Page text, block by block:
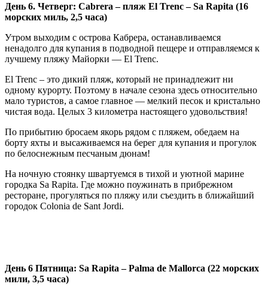
День 6. Четверг: Cabrera – пляж El Trenc –Sa Rapita (16
морских миль, 2,5 часа)
Утром выходим с острова Кабрера, останавливаемся
ненадолго для купания в подводной пещере и отправляемся к
лучшему пляжу Майорки — El Trenc.
El Trenc – это дикий пляж, который не принадлежит ни
одному курорту. Поэтому в начале сезона здесь относительно
мало туристов, а самое главное — мелкий песок и кристально
чистая вода. Целых 3 километра настоящего удовольствия!
По прибытию бросаем якорь рядом с пляжем, обедаем на
борту яхты и высаживаемся на берег для купания и прогулок
по белоснежным песчаным дюнам!
На ночную стоянку швартуемся в тихой и уютной марине
городка Sa Rapita. Где можно поужинать в прибрежном
ресторане, прогуляться по пляжу или съездить в ближайший
городок Colonia de Sant Jordi.
День 6 Пятница: Sa Rapita –Palma de Mallorca (22 морских
мили, 3,5 часа)